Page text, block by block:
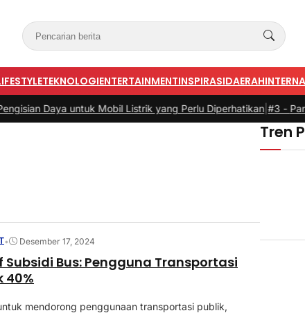
TEKNOLOGIENTERTAINMENTINSPIRASIDAERAH
Daya untuk Mobil Listrik yang Perlu Diperhatikan|#3 -Panduan
• Desember 17, 2024
Subsidi Bus: Pengguna Transportasi
40%
mendorong penggunaan transportasi publik,
Tren